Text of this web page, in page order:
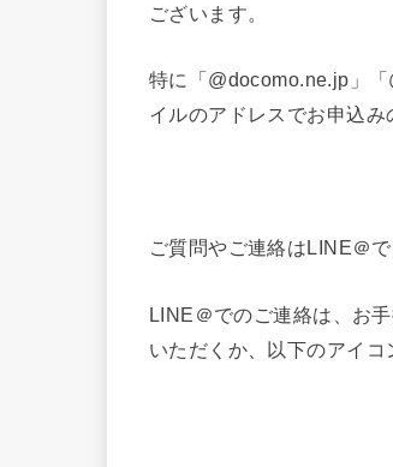
ございます。
特に「@docomo.ne.jp」
イルのアドレスでお申込み
ご質問やご連絡はLINE＠
LINE＠でのご連絡は、お
いただくか、以下のアイコ